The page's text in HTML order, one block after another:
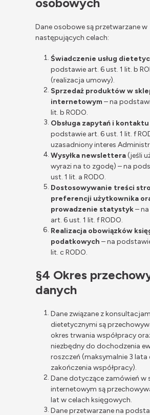
Dane osobowe są przetwarzane w
następujących celach:
Świadczenie usług
podstawie art. 6 ust. 1 lit. b
(realizacja umowy).
Sprzedaż produktów w
internetowym – na
lit. b RODO.
Obsługa zapytań i kontaktu
podstawie art. 6 ust. 1 lit. f
uzasadniony interes
Wysyłka newslettera(jeśli
wyrazi na to zgodę) – na
ust. 1 lit. a RODO.
Dostosowywanie treści
preferencji użytkownika
prowadzenie statystyk–
art. 6 ust. 1 lit. f RODO.
Realizacja obowiązków
podatkowych – na
lit. c RODO.
§4 Okres
danych
Dane związane z
dietetycznymi są
okres trwania współpracy
niezbędny do dochodzenia
roszczeń (maksymalnie 3 lata
zakończenia współpracy).
Dane dotyczące zamówień w
internetowym są
lat w celach księgowych.
Dane przetwarzane na